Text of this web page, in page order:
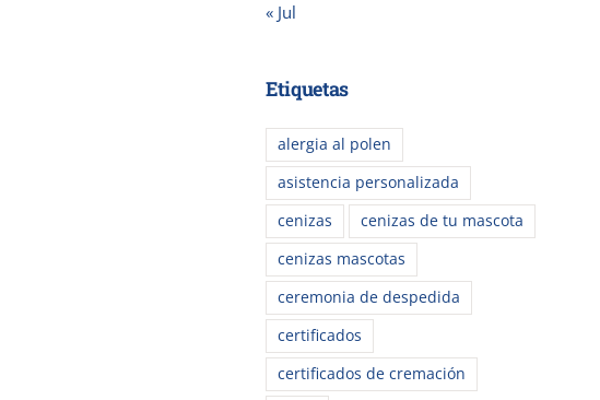
« Jul
Etiquetas
alergia al polen
asistencia personalizada
cenizas
cenizas de tu mascota
cenizas mascotas
ceremonia de despedida
certificados
certificados de cremación